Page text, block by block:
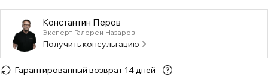
Константин Перов
Эксперт Галереи Назаров
Получить консультацию
Гарантированный возврат 14 дней